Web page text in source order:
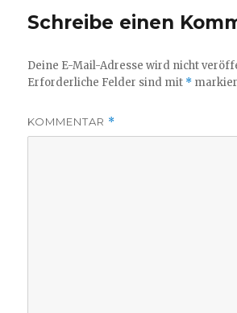
Schreibe einen
Deine E-Mail-Adresse wird nicht
Erforderliche Felder sind mit *
KOMMENTAR *